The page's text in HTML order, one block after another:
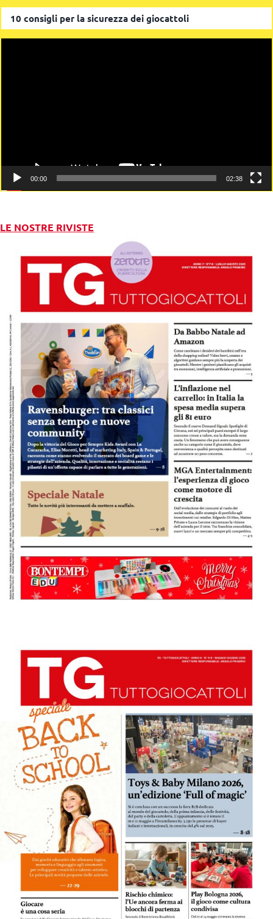
10 consigli per la sicurezza dei giocattoli
00:00 02:38
LE NOSTRE RIVISTE